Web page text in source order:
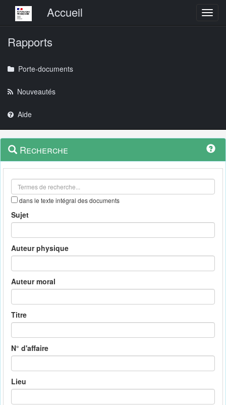
Menu principalAccueil
Rapports
Porte-documents
Nouveautés
Aide
Navigation
outils
Menu
contextuel
Recherche
dans le texte intégral des documents
Sujet
Auteur physique
Auteur moral
Titre
N° d'affaire
Lieu